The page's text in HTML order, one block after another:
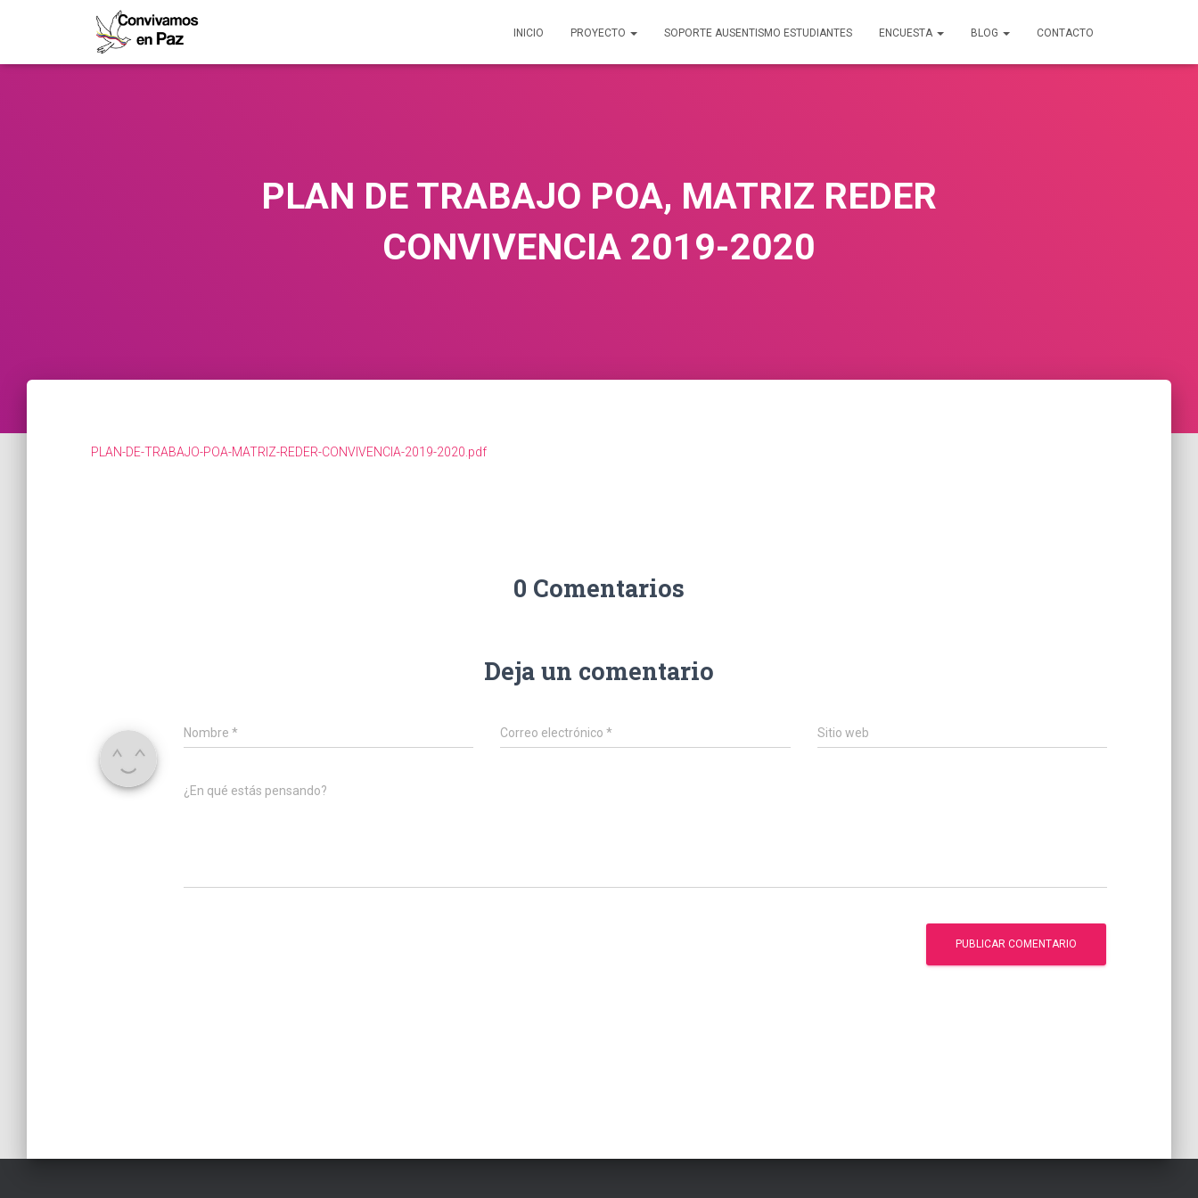
INICIO PROYECTO SOPORTE AUSENTISMO ESTUDIANTES ENCUESTA BLOG CONTACTO
PLAN DE TRABAJO POA, MATRIZ REDER
CONVIVENCIA 2019-2020
PLAN-DE-TRABAJO-POA-MATRIZ-REDER-CONVIVENCIA-2019-2020.pdf
0 Comentarios
Deja un comentario
Nombre * Correo electrónico* Sitio web
¿En qué estás pensando?